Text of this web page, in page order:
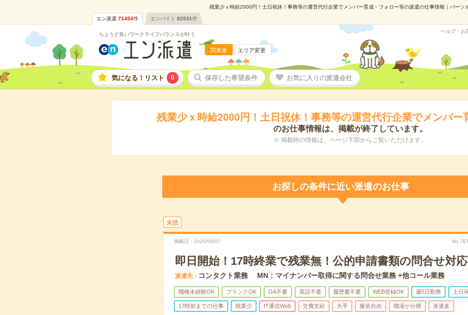
残業少ｘ時給2000円！土日祝休！事務等の運営代行企業でメンバー育成・フォロー等の派遣の仕事情報｜パー
エン派遣 71454件 エンバイト 82531件
ちょうど良いワークライフバランスが叶う
関東版 エリア変更
ヘルプ・お
気になる！リスト 0 保存した希望条件 お気に入りの派遣会社
残業少ｘ時給2000円！土日祝休！事務等の運営代行企業でメンバー
のお仕事情報は、掲載が終了しています。
※ 掲載時の情報は、ページ下部からご覧いただけます。
お探しの条件に近い派遣のお仕事
未読
掲載日 2026/08/07
即日開始！17時終業で残業無！公的申請書類の問合せ対応
派遣先 コンタクト業務 MN：マイナンバー取得に関する問合せ業務 +他コール業務
職種未経験OK ブランクOK OA不要 英語不要 履歴書不要 WEB登録OK 週5日勤務 土日
17時前までの仕事 残業少 IT通信Web 交費支給 大手 服装自由 職場が分煙 派遣多